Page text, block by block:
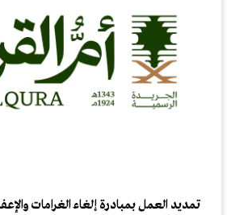
تمديد العمل بمبادرة إلغاء الغرامات